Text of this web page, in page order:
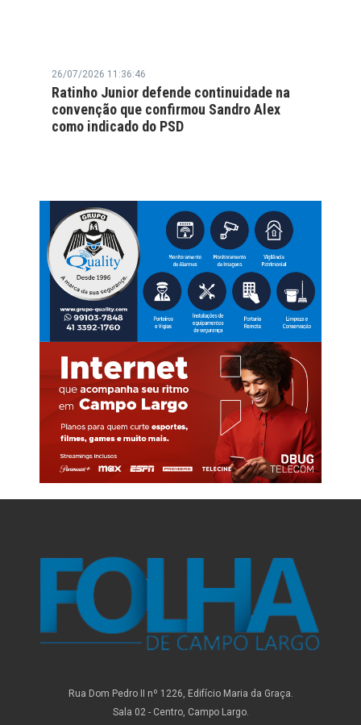
26/07/2026 11:36:46
Ratinho Junior defende continuidade na
convenção que confirmou Sandro Alex
como indicado do PSD
Rua Dom Pedro II nº 1226, Edifício Maria da Graça.
Sala 02 - Centro, Campo Largo.